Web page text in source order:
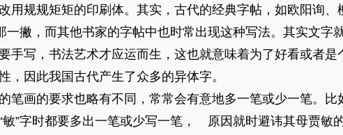
用规规矩矩的印刷体。其实，古代的经典字帖，如欧阳询、
一撇，而其他书家的字帖中也时常出现这种写法。其实文字
手写，书法艺术才应运而生，这也就意味着为了好看或者是
，因此我国古代产生了众多的异体字。
画的要求也略有不同，常常会有意地多一笔或少一笔。比
”字时都要多出一笔或少写一笔， 原因就时避讳其母贾敏的